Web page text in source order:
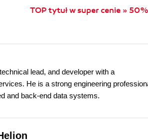
TOP tytuł w super cenie »
lead, and developer with a
He is a strong engineering
and back-end data systems.